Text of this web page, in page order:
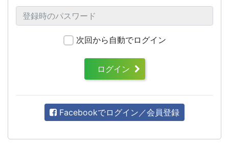
次回から自動でログイン
ログイン
Facebookでログイン／会員登録